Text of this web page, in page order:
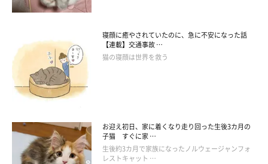
寝顔に癒やされていたのに、急に不安になった話
【連載】交通事故 …
猫の寝顔は世界を救う
お迎え初日、家に着くなり走り回った生後3カ月の
子猫 すぐに家 …
生後約3カ月で家族になったノルウェージャンフォ
レストキャット …